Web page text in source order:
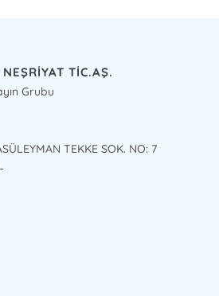
TİC.AŞ.
Grubu
TEKKE SOK. NO: 7